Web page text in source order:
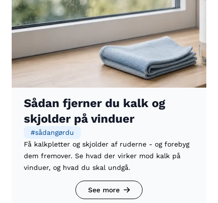
Sådan fjerner du kalk og
skjolder på vinduer
#sådangørdu
Få kalkpletter og skjolder af ruderne - og forebyg
dem fremover. Se hvad der virker mod kalk på
vinduer, og hvad du skal undgå.
See more